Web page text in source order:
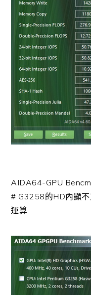
AIDA64-GPU
# G3258的HD內顯
運算